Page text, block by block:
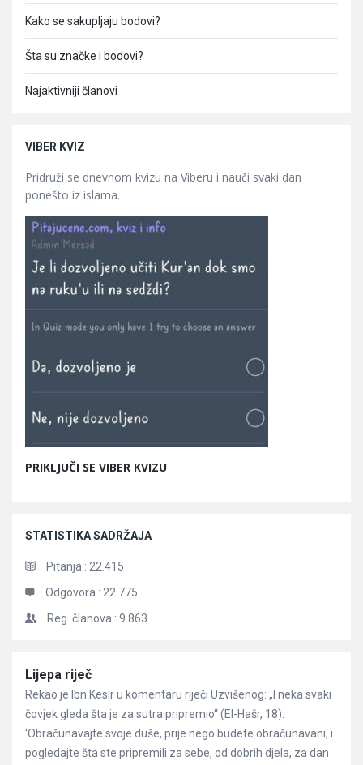
Kako se sakupljaju bodovi?
Šta su značke i bodovi?
Najaktivniji članovi
VIBER KVIZ
Pridruži se dnevnom kvizu na Viberu i nauči svaki dan
ponešto iz islama.
PRIKLJUČI SE VIBER KVIZU
STATISTIKA SADRŽAJA
Pitanja : 22.415
Odgovora : 22.775
Reg. članova : 9.863
Članci
Lijepa riječ
Rekao je Ibn Kesir u komentaru riječi Uzvišenog: „I neka svaki
čovjek gleda šta je za sutra pripremio“ (El-Hašr, 18):
‘Obračunavajte svoje duše, prije nego budete obračunavani, i
pogledajte šta ste pripremili za sebe, od dobrih djela, za dan